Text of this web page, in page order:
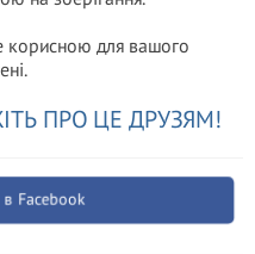
корисною для вашого
ПРО ЦЕ ДРУЗЯМ!
в Facebook